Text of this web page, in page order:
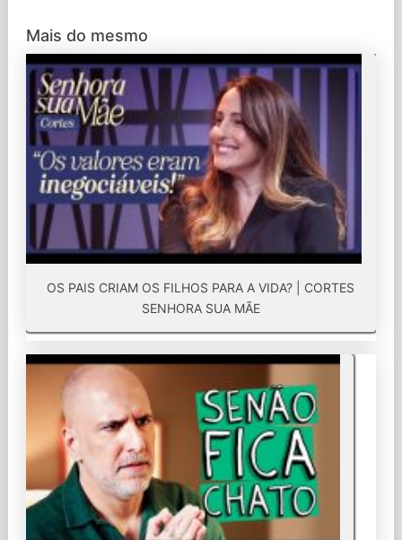
Mais do mesmo
OS PAIS CRIAM OS FILHOS PARA A VIDA? | CORTES
SENHORA SUA MÃE